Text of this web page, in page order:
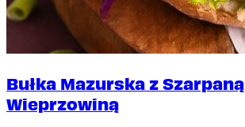
Bułka Mazurska z Szarpaną
Wieprzowiną